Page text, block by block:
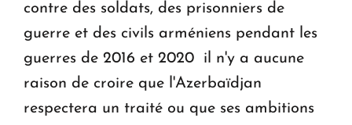
contre des soldats, des prisonniers de
guerre et des civils arméniens pendant les
guerres de 2016 et 2020 ­ il n'y a aucune
raison de croire que l'Azerbaïdjan
respectera un traité ou que ses ambitions